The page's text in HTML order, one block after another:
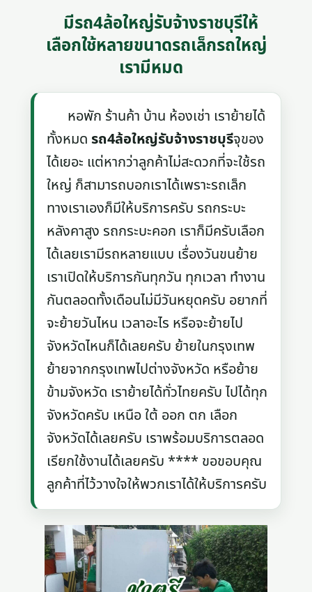
มีรถ4ล้อใหญ่รับจ้างราชบุรีให้
เลือกใช้หลายขนาดรถเล็กรถใหญ่
เรามีหมด
หอพัก ร้านค้า บ้าน ห้องเช่า เราย้ายได้
ทั้งหมดรถ4ล้อใหญ่รับจ้างราชบุรีจุของ
ได้เยอะ แต่หากว่าลูกค้าไม่สะดวกที่จะใช้รถ
ใหญ่ ก็สามารถบอกเราได้เพราะรถเล็ก
ทางเราเองก็มีให้บริการครับ รถกระบะ
หลังคาสูง รถกระบะคอก เราก็มีครับเลือก
ได้เลยเรามีรถหลายแบบ เรื่องวันขนย้าย
เราเปิดให้บริการกันทุกวัน ทุกเวลา ทำงาน
กันตลอดทั้งเดือนไม่มีวันหยุดครับ อยากที่
จะย้ายวันไหน เวลาอะไร หรือจะย้ายไป
จังหวัดไหนก็ได้เลยครับ ย้ายในกรุงเทพ
ย้ายจากกรุงเทพไปต่างจังหวัด หรือย้าย
ข้ามจังหวัด เราย้ายได้ทั่วไทยครับ ไปได้ทุก
จังหวัดครับ เหนือ ใต้ ออก ตก เลือก
จังหวัดได้เลยครับ เราพร้อมบริการตลอด
เรียกใช้งานได้เลยครับ **** ขอขอบคุณ
ลูกค้าที่ไว้วางใจให้พวกเราได้ให้บริการครับ